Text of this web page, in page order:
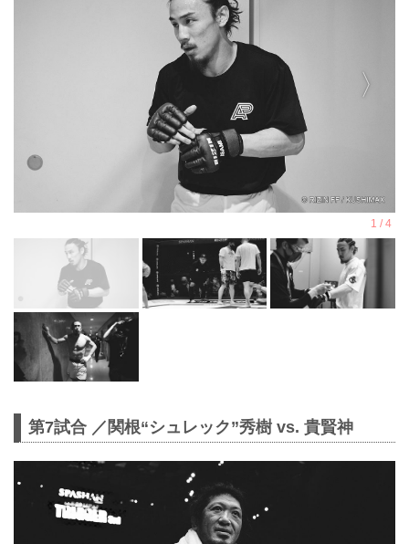
第7試合 ／関根“シュレック”秀樹 vs. 貴賢神